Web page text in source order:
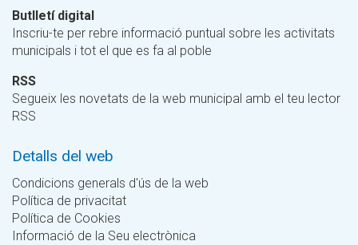
Butlletí digital
Inscriu-te per rebre informació puntual sobre les activitats
municipals i tot el que es fa al poble
RSS
Segueix les novetats de la web municipal amb el teu lector
RSS
Detalls del web
Condicions generals d'ús de la web
Política de privacitat
Política de Cookies
Informació de la Seu electrònica